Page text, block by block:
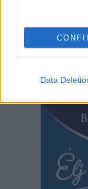
Data
Bejegyzés
navigáció
Régebbi